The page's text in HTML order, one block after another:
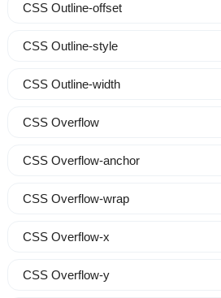
CSS Outline-offset
CSS Outline-style
CSS Outline-width
CSS Overflow
CSS Overflow-anchor
CSS Overflow-wrap
CSS Overflow-x
CSS Overflow-y